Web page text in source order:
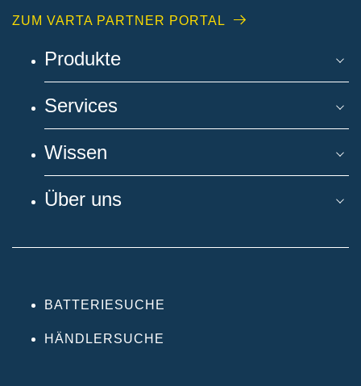
ZUM VARTA PARTNER PORTAL
Produkte
Services
Wissen
Über uns
BATTERIESUCHE
HÄNDLERSUCHE